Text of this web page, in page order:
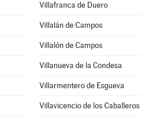
Villafranca de Duero
Villalán de Campos
Villalón de Campos
Villanueva de la Condesa
Villarmentero de Esgueva
Villavicencio de los Caballeros